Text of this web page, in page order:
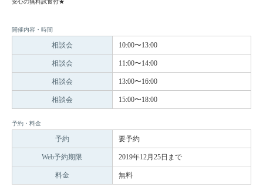
開催内容・時間
相談会 10:00〜13:00
相談会 11:00〜14:00
相談会 13:00〜16:00
相談会 15:00〜18:00
予約・料金
予約 要予約
Web予約期限 2019年12月25日まで
料金 無料